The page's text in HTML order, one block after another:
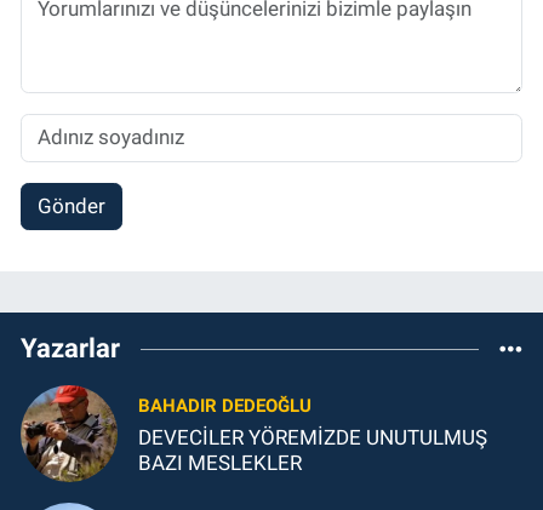
Gönder
Yazarlar
BAHADIR DEDEOĞLU
DEVECİLER YÖREMİZDE UNUTULMUŞ
BAZI MESLEKLER